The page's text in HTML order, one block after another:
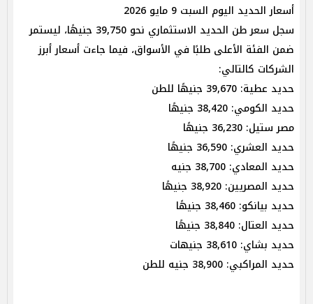
أسعار الحديد اليوم السبت 9 مايو 2026
سجل سعر طن الحديد الاستثماري نحو 39,750 جنيهًا، ليستمر
ضمن الفئة الأعلى طلبًا في الأسواق، فيما جاءت أسعار أبرز
الشركات كالتالي:
حديد عطية: 39,670 جنيهًا للطن
حديد الكومي: 38,420 جنيهًا
مصر ستيل: 36,230 جنيهًا
حديد العشري: 36,590 جنيهًا
حديد المعادي: 38,700 جنيه
حديد المصريين: 38,920 جنيهًا
حديد بيانكو: 38,460 جنيهًا
حديد العتال: 38,840 جنيهًا
حديد بشاي: 38,610 جنيهات
حديد المراكبي: 38,900 جنيه للطن